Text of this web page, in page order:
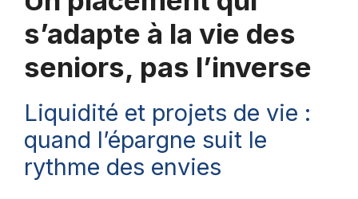
s’adapte à la vie des
seniors, pas l’inverse
Liquidité et projets de vie :
quand l’épargne suit le
rythme des envies